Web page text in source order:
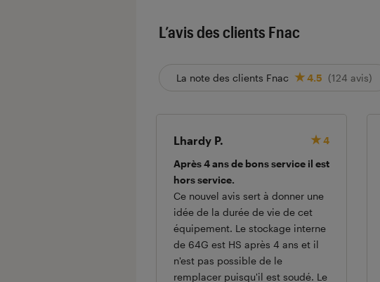
L’avis des clients Fnac
La note des clients Fnac 4.5 (124 avis)
Lhardy P.
4
Après 4 ans de bons service il est
hors service.
Ce nouvel avis sert à donner une
idée de la durée de vie de cet
équipement. Le stockage interne
de 64G est HS après 4 ans et il
n'est pas possible de le
remplacer puisqu'il est soudé. Le